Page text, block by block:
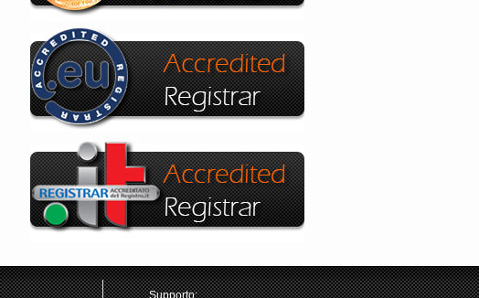
Supporto: